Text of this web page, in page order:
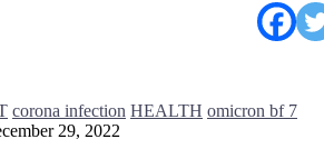
corona infection HEALTH omicron bf 7
29, 2022